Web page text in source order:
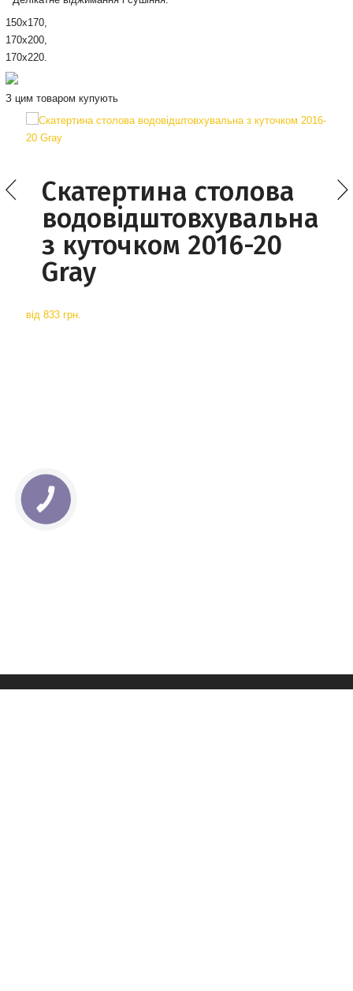
150х170,
170х200,
170х220.
З цим товаром купують
Скатертина столова
водовідштовхувальна
з куточком 2016-20
Gray
від 833 грн.
КНОПКА
СВЯЗИ